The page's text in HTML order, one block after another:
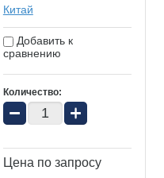
Китай
Добавить к
сравнению
Количество:
− +
Цена по запросу